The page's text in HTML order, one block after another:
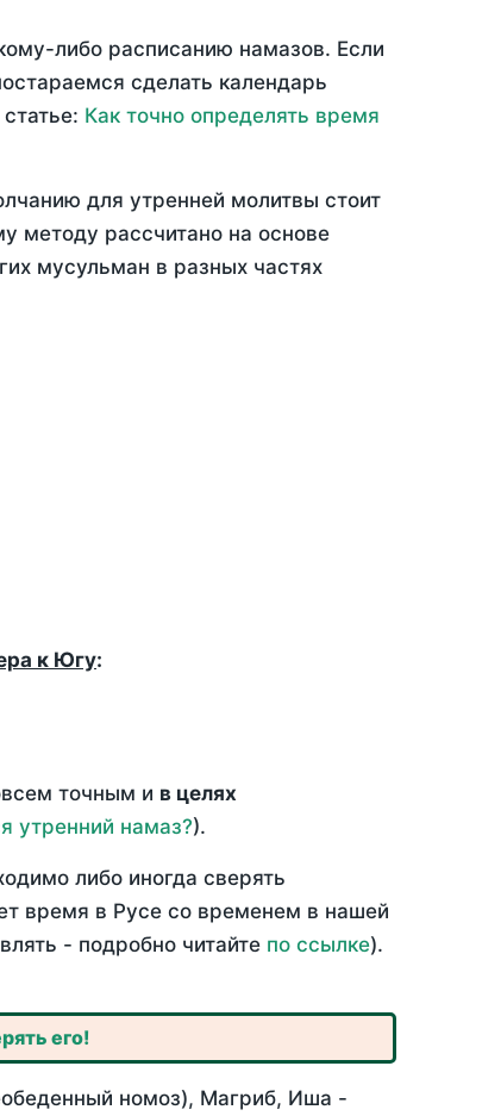
либо расписанию намазов. Если
сделать календарь
Как точно определять время
для утренней молитвы стоит
методу рассчитано на основе
мусульман в разных частях
к Югу:
точным и в целях
утренний намаз?).
либо иногда сверять
время в Русе со временем в нашей
- подробно читайте по ссылке).
его!
номоз), Магриб, Иша -